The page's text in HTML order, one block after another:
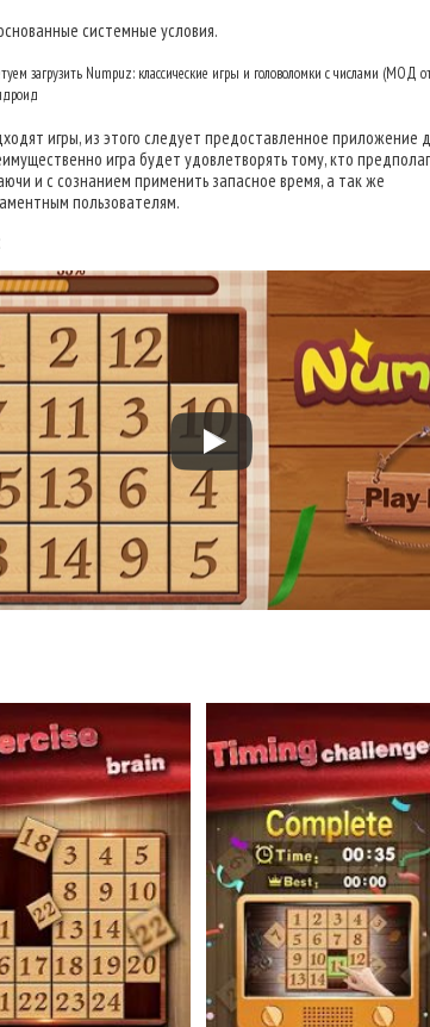
системные условия.
загрузить Numpuz: классические игры и головоломки с числами (МОД
игры, из этого следует предоставленное приложение
игра будет удовлетворять тому, кто
и с сознанием применить запасное время, а так же
пользователям.